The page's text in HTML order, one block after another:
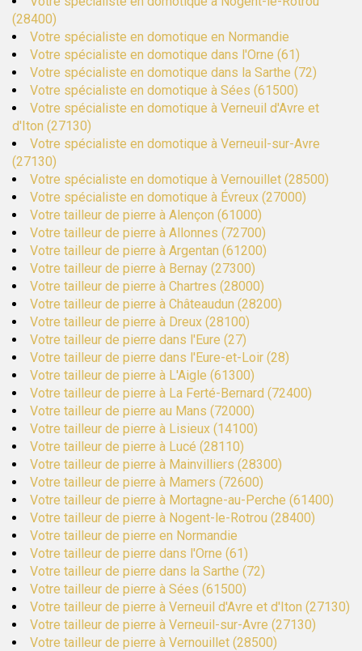
(28400)
Votre spécialiste en domotique en Normandie
Votre spécialiste en domotique dans l'Orne (61)
Votre spécialiste en domotique dans la Sarthe (72)
Votre spécialiste en domotique à Sées (61500)
Votre spécialiste en domotique à Verneuil d'Avre et
d'Iton (27130)
Votre spécialiste en domotique à Verneuil-sur-Avre
(27130)
Votre spécialiste en domotique à Vernouillet (28500)
Votre spécialiste en domotique à Évreux (27000)
Votre tailleur de pierre à Alençon (61000)
Votre tailleur de pierre à Allonnes (72700)
Votre tailleur de pierre à Argentan (61200)
Votre tailleur de pierre à Bernay (27300)
Votre tailleur de pierre à Chartres (28000)
Votre tailleur de pierre à Châteaudun (28200)
Votre tailleur de pierre à Dreux (28100)
Votre tailleur de pierre dans l'Eure (27)
Votre tailleur de pierre dans l'Eure-et-Loir (28)
Votre tailleur de pierre à L'Aigle (61300)
Votre tailleur de pierre à La Ferté-Bernard (72400)
Votre tailleur de pierre au Mans (72000)
Votre tailleur de pierre à Lisieux (14100)
Votre tailleur de pierre à Lucé (28110)
Votre tailleur de pierre à Mainvilliers (28300)
Votre tailleur de pierre à Mamers (72600)
Votre tailleur de pierre à Mortagne-au-Perche (61400)
Votre tailleur de pierre à Nogent-le-Rotrou (28400)
Votre tailleur de pierre en Normandie
Votre tailleur de pierre dans l'Orne (61)
Votre tailleur de pierre dans la Sarthe (72)
Votre tailleur de pierre à Sées (61500)
Votre tailleur de pierre à Verneuil d'Avre et d'Iton (27130)
Votre tailleur de pierre à Verneuil-sur-Avre (27130)
Votre tailleur de pierre à Vernouillet (28500)